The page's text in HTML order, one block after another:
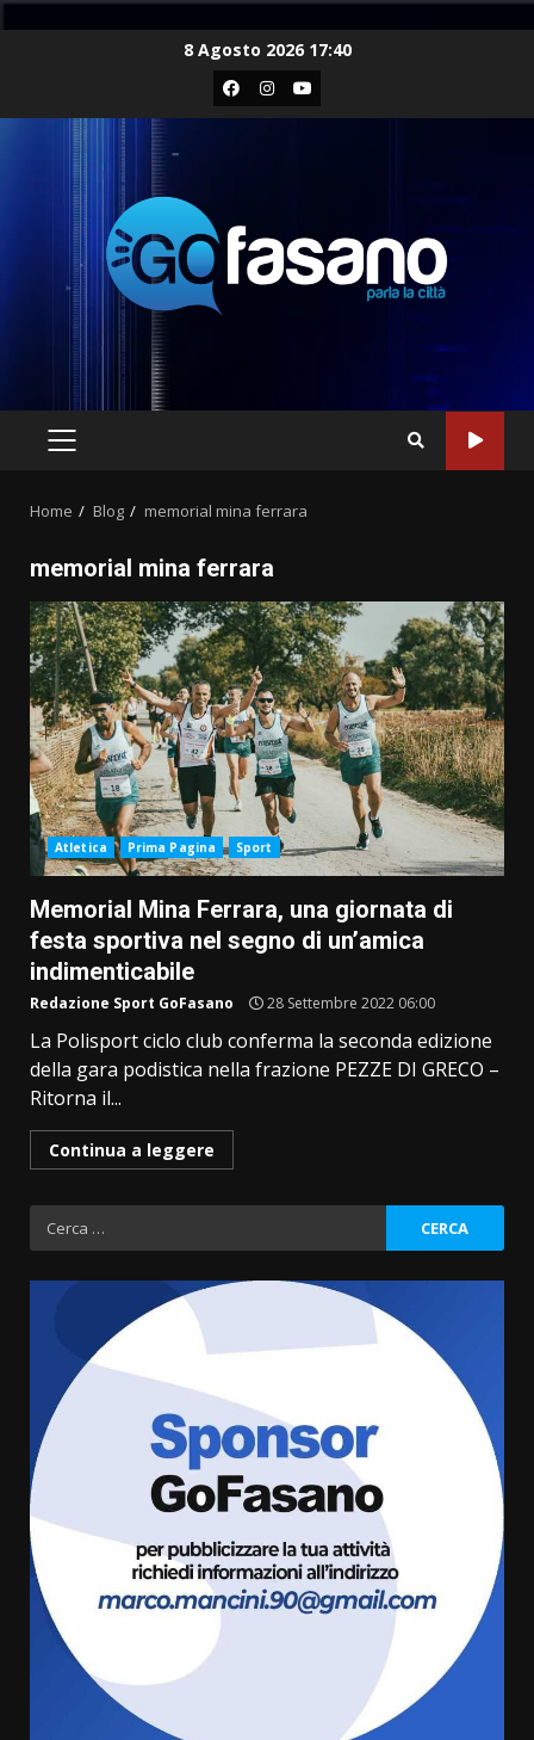
8 Agosto 2026 17:40
Facebook
Instagram
Youtube
PRIMARY
Home Blog memorial mina ferrara
memorial mina ferrara
Atletica Prima Pagina Sport
Memorial Mina Ferrara, una giornata di
festa sportiva nel segno di un’amica
indimenticabile
Redazione Sport GoFasano 28 Settembre 2022 06:00
La Polisport ciclo club conferma la seconda edizione
della gara podistica nella frazione PEZZE DI GRECO –
Ritorna il...
Continua a leggere
Ricerca
per:
Politiche Giovanili e Mobilità
Sostenibile: premiati gli studenti
universitari del bando “La strada
giusta”
8 Agosto 2026 07:15
“I Contestatori: Musica di
Rivoluzione”: nuovo
appuntamento con “Fasano in
Banda”